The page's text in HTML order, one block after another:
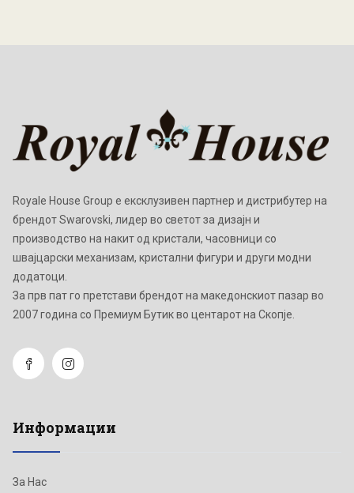
Royale House Group е ексклузивен партнер и дистрибутер на
брендот Swarovski, лидер во светот за дизајн и
производство на накит од кристали, часовници со
швајцарски механизам, кристални фигури и други модни
додатоци.
Зa прв пат го претстави брендот на македонскиот пазар во
2007 година со Премиум Бутик во центарот на Скопје.
Информации
За Нас